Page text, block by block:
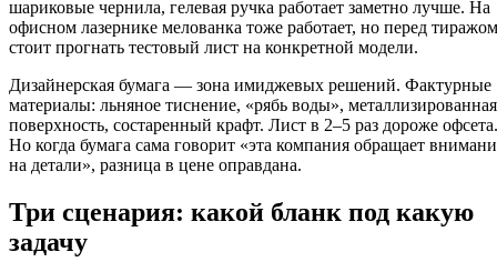
шариковые чернила, гелевая ручка работает заметно лучше. На
офисном лазернике мелованка тоже работает, но перед тиражом
стоит прогнать тестовый лист на конкретной модели.
Дизайнерская бумага — зона имиджевых решений. Фактурные
материалы: льняное тиснение, «рябь воды», металлизированная
поверхность, состаренный крафт. Лист в 2–5 раз дороже офсета.
Но когда бумага сама говорит «эта компания обращает
на детали», разница в цене оправдана.
Три сценария: какой бланк под какую
задачу